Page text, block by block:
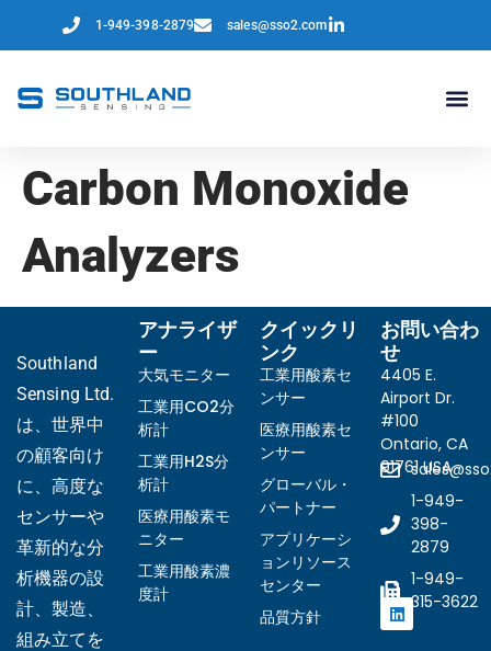
1-949-398-2879 sales@sso2.com
Carbon Monoxide
Analyzers
Southland
Sensing Ltd.
は、世界中
の顧客向け
に、高度な
センサーや
革新的な分
析機器の設
計、製造、
組み立てを
アナライザ
ー
大気モニター
工業用CO2分
析計
工業用H2S分
析計
医療用酸素モ
ニター
工業用酸素濃
度計
クイックリ
ンク
工業用酸素セ
ンサー
医療用酸素セ
ンサー
グローバル・
パートナー
アプリケーシ
ョンリソース
センター
品質方針
お問い合わ
せ
4405 E.
Airport Dr.
#100
Ontario, CA
91761 USA
1-949-
398-
2879
1-949-
315-3622